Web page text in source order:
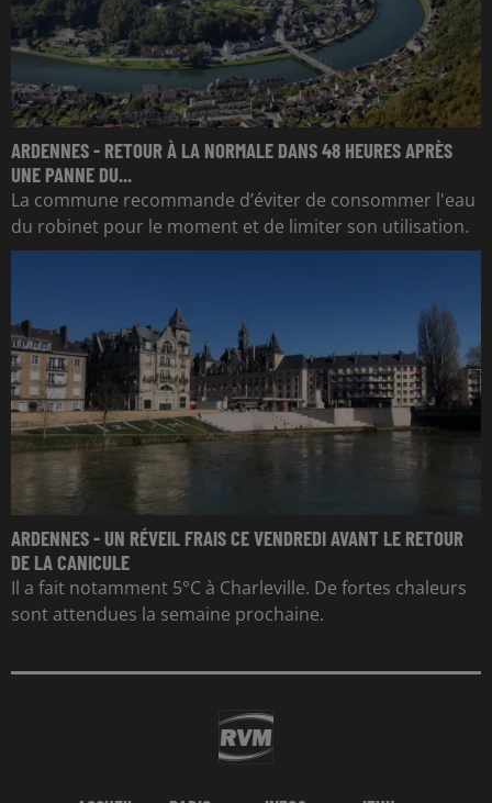
ARDENNES - RETOUR À LA NORMALE DANS 48 HEURES APRÈS
UNE PANNE DU...
La commune recommande d’éviter de consommer l'eau
du robinet pour le moment et de limiter son utilisation.
ARDENNES - UN RÉVEIL FRAIS CE VENDREDI AVANT LE RETOUR
DE LA CANICULE
Il a fait notamment 5°C à Charleville. De fortes chaleurs
sont attendues la semaine prochaine.